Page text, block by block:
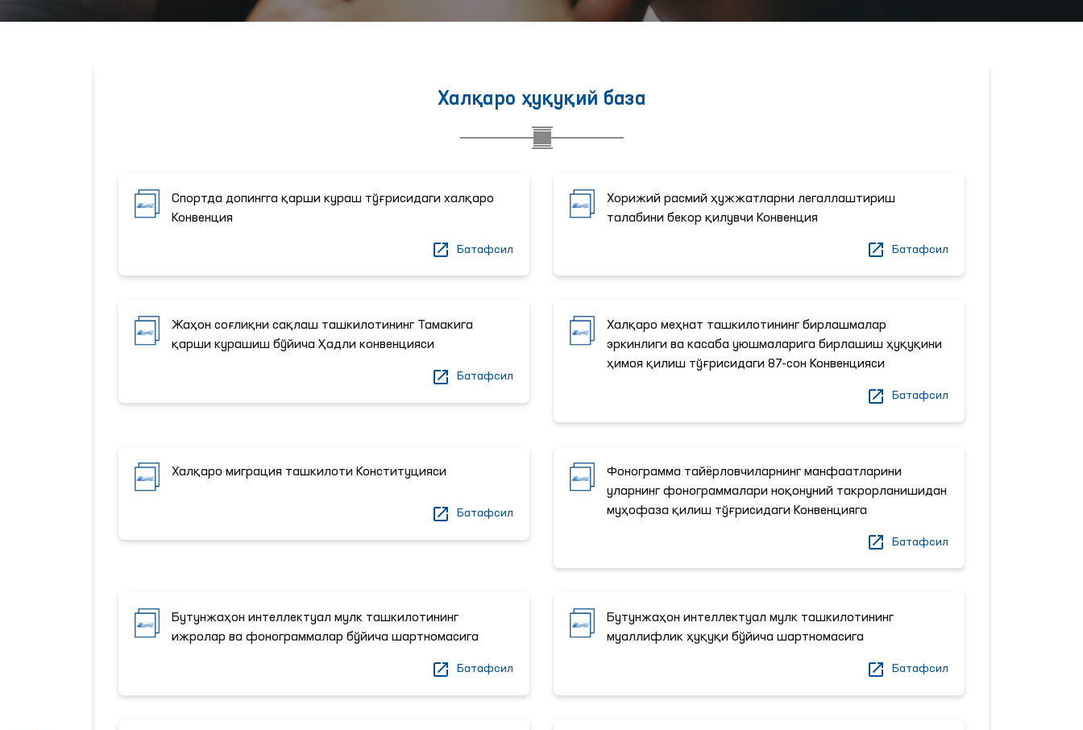
Халқаро ҳуқуқий база
Спортда допингга қарши кураш тўғрисидаги халқаро
Конвенция
Батафсил
Хорижий расмий ҳужжатларни легаллаштириш
талабини бекор қилувчи Конвенция
Батафсил
Жаҳон соғлиқни сақлаш ташкилотининг Тамакига
қарши курашиш бўйича Ҳадли конвенцияси
Батафсил
Халқаро меҳнат ташкилотининг бирлашмалар
эркинлиги ва касаба уюшмаларига бирлашиш ҳуқуқини
ҳимоя қилиш тўғрисидаги 87-сон Конвенцияси
Батафсил
Халқаро миграция ташкилоти Конституцияси
Батафсил
Фонограмма тайёрловчиларнинг манфаатларини
уларнинг фонограммалари ноқонуний такрорланишидан
муҳофаза қилиш тўғрисидаги Конвенцияга
Батафсил
Бутунжаҳон интеллектуал мулк ташкилотининг
ижролар ва фонограммалар бўйича шартномасига
Батафсил
Бутунжаҳон интеллектуал мулк ташкилотининг
муаллифлик ҳуқуқи бўйича шартномасига
Батафсил